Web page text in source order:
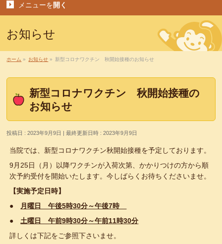
メニューを開く
お知らせ
ホーム » お知らせ » 新型コロナワクチン 秋開始接種のお知らせ
新型コロナワクチン 秋開始接種の
お知らせ
投稿日 : 2023年9月9日 最終更新日時 : 2023年9月9日
当院では、新型コロナワクチン秋開始接種を予定しております。
9月25日（月）以降ワクチンが入荷次第、かかりつけの方から順
次予約受付を開始いたします。今しばらくお待ちくださいませ。
【実施予定日時】
● 月曜日 午後5時30分～午後7時
●土曜日 午前9時30分～午前11時30分
詳しくは下記をご参照下さいませ。